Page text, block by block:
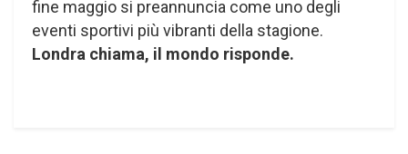
fine maggio si preannuncia come uno degli
eventi sportivi più vibranti della stagione.
Londra chiama, il mondo risponde.